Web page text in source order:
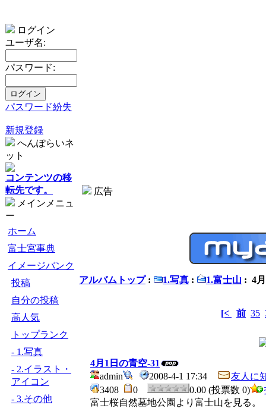
ログイン
ユーザ名:
パスワード:
パスワード紛失
新規登録
へんぽらいネ
ット
コンテンツの移
転先です。
メインメニュ
ー
ホーム
富士宮事典
イメージバンク
投稿
自分の投稿
高人気
トップランク
- 1.写真
- 2.イラスト・
アイコン
- 3.その他
広告
アルバムトップ: 1.写真 : 1.富士山 : 4
[< 前 35
4月1日の青空-31
admin
2008-4-1 17:34
友人に
3408
0 0.00 (投票数 0)
富士桜自然墓地公園より富士山を見る。